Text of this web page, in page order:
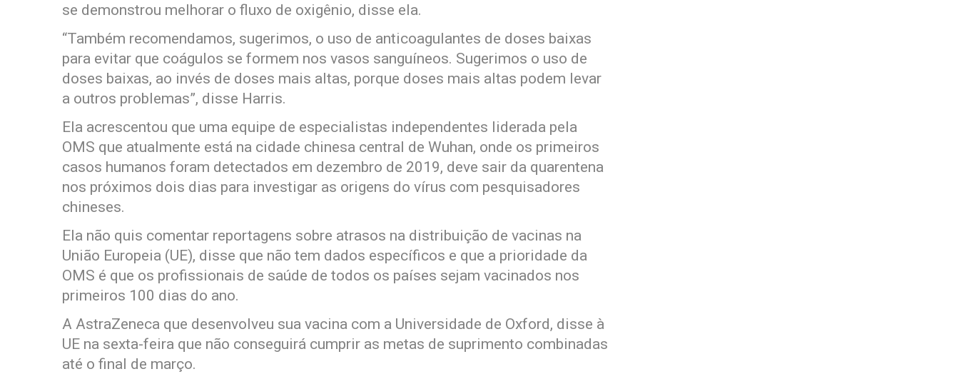
se demonstrou melhorar o fluxo de oxigênio, disse ela.
“Também recomendamos, sugerimos, o uso de anticoagulantes de doses baixas
para evitar que coágulos se formem nos vasos sanguíneos. Sugerimos o uso de
doses baixas, ao invés de doses mais altas, porque doses mais altas podem levar
a outros problemas”, disse Harris.
Ela acrescentou que uma equipe de especialistas independentes liderada pela
OMS que atualmente está na cidade chinesa central de Wuhan, onde os primeiros
casos humanos foram detectados em dezembro de 2019, deve sair da quarentena
nos próximos dois dias para investigar as origens do vírus com pesquisadores
chineses.
Ela não quis comentar reportagens sobre atrasos na distribuição de vacinas na
União Europeia (UE), disse que não tem dados específicos e que a prioridade da
OMS é que os profissionais de saúde de todos os países sejam vacinados nos
primeiros 100 dias do ano.
A AstraZeneca que desenvolveu sua vacina com a Universidade de Oxford, disse à
UE na sexta-feira que não conseguirá cumprir as metas de suprimento combinadas
até o final de março.